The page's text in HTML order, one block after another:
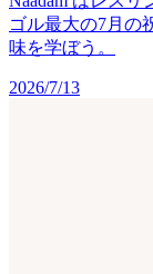
ゴル最大の7月の
味を学ぼう。
2026/7/13